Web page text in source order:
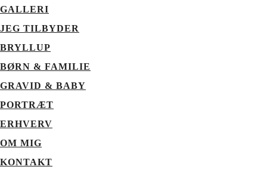
GALLERI
JEG TILBYDER
BRYLLUP
BØRN & FAMILIE
GRAVID & BABY
PORTRÆT
ERHVERV
OM MIG
KONTAKT